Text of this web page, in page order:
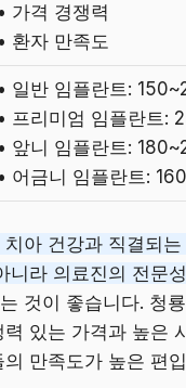
• 가격 경쟁력
• 환자 만족도
• 일반 임플란트:
• 프리미엄 임플란트:
• 앞니 임플란트:
• 어금니 임플란트:
아 건강과 직결되
니라 의료진의 전문
것이 좋습니다. 청
있는 가격과 높은
만족도가 높은 편